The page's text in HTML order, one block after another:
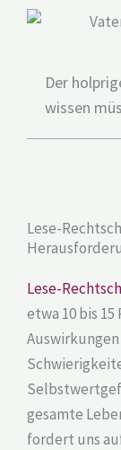
Der
wissen
Lese-
Lese-
etwa 10 bis
gesamte
fordert uns